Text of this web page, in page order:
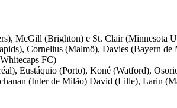
McGill (Brighton) e St. Clair (Minnesota
Cornelius (Malmö), Davies (Bayern
FC)
Eustáquio (Porto), Koné (Watford),
(Inter de Milão) David (Lille), Larin